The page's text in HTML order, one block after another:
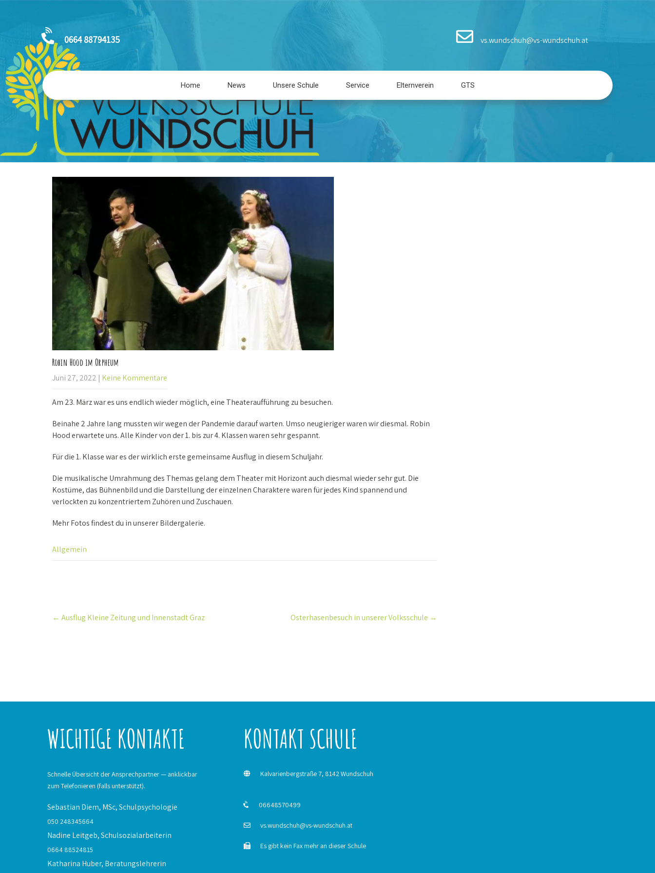
0664 88794135 vs.wundschuh@vs-wundschuh.at
Home News Unsere Schule Service Elternverein GTS
Robin Hood im Orpheum
Juni 27, 2022 | Keine Kommentare
Am 23. März war es uns endlich wieder möglich, eine Theateraufführung zu besuchen.
Beinahe 2 Jahre lang mussten wir wegen der Pandemie darauf warten. Umso neugieriger waren wir diesmal. Robin
Hood erwartete uns. Alle Kinder von der 1. bis zur 4. Klassen waren sehr gespannt.
Für die 1. Klasse war es der wirklich erste gemeinsame Ausflug in diesem Schuljahr.
Die musikalische Umrahmung des Themas gelang dem Theater mit Horizont auch diesmal wieder sehr gut. Die
Kostüme, das Bühnenbild und die Darstellung der einzelnen Charaktere waren für jedes Kind spannend und
verlockten zu konzentriertem Zuhören und Zuschauen.
Mehr Fotos findest du in unserer Bildergalerie.
Allgemein
navigation
← Ausflug Kleine Zeitung und Innenstadt Graz Osterhasenbesuch in unserer Volksschule →
WICHTIGE KONTAKTE
Schnelle Übersicht der Ansprechpartner — anklickbar
zum Telefonieren (falls unterstützt).
Sebastian Diem, MSc,Schulpsychologie
050 248345664
Nadine Leitgeb,Schulsozialarbeiterin
0664 88524815
Katharina Huber, Beratungslehrerin
KONTAKT SCHULE
Kalvarienbergstraße 7, 8142 Wundschuh
06648570499
vs.wundschuh@vs-wundschuh.at
Es gibt kein Fax mehr an dieser Schule